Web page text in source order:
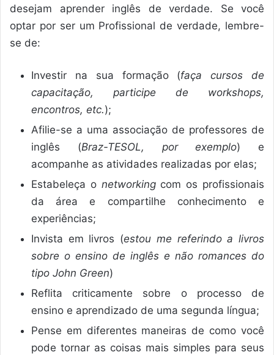
desejam aprender inglês de verdade. Se você
optar por ser um Profissional de verdade, lembre-
se de:
Investir na sua formação (faça cursos de
capacitação, participe de workshops,
encontros, etc.);
Afilie-se a uma associação de professores de
inglês (Braz-TESOL, por exemplo) e
acompanhe as atividades realizadas por elas;
Estabeleça o networkingcom os profissionais
da área e compartilhe conhecimento e
experiências;
Invista em livros (estou me referindo a livros
sobre o ensino de inglês e não romances do
tipo John Green)
Reflita criticamente sobre o processo de
ensino e aprendizado de uma segunda língua;
Pense em diferentes maneiras de como você
pode tornar as coisas mais simples para seus